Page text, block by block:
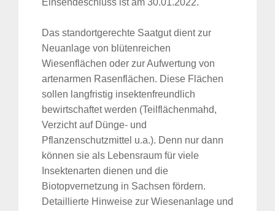
Einsendeschluss ist am 30.01.2022.
Das standortgerechte Saatgut dient zur
Neuanlage von blütenreichen
Wiesenflächen oder zur Aufwertung von
artenarmen Rasenflächen. Diese Flächen
sollen langfristig insektenfreundlich
bewirtschaftet werden (Teilflächenmahd,
Verzicht auf Dünge- und
Pflanzenschutzmittel u.a.). Denn nur dann
können sie als Lebensraum für viele
Insektenarten dienen und die
Biotopvernetzung in Sachsen fördern.
Detaillierte Hinweise zur Wiesenanlage und